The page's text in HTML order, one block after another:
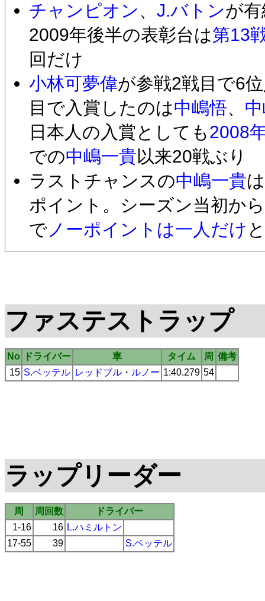
チャンピオン、 J.バトンが
2009年後半の表彰台は第13
回だけ
小林可夢偉が参戦2戦目で6
目で入賞したのは中嶋悟、
日本人の入賞としても2008
での中嶋一貴以来20戦ぶり
ラストチャンスの中嶋一貴
ポイント。シーズン当初か
で ノーポイントは一人だけ
ファステストラップ
No ドライバー 車 タイム 周 備考
15 S.ベッテル レッドブル ・ ルノー 1:40.279 54
ラップリーダー
周 周回数
ドライバー
1-16
16 L.ハミルトン
17-55
39 S.ベッテル